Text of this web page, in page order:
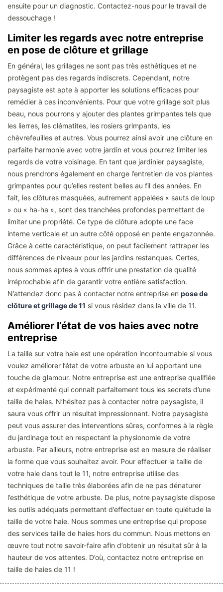
ensuite pour un diagnostic. Contactez-nous pour le travail de
dessouchage !
Limiter les regards avec notre entreprise
en pose de clôture et grillage
En général, les grillages ne sont pas très esthétiques et ne
protègent pas des regards indiscrets. Cependant, notre
paysagiste est apte à apporter les solutions efficaces pour
remédier à ces inconvénients. Pour que votre grillage soit plus
beau, nous pourrons y ajouter des plantes grimpantes tels que
les lierres, les clématites, les rosiers grimpants, les
chèvrefeuilles et autres. Vous pourrez ainsi avoir une clôture en
parfaite harmonie avec votre jardin et vous pourrez limiter les
regards de votre voisinage. En tant que jardinier paysagiste,
nous prendrons également en charge l’entretien de vos plantes
grimpantes pour qu’elles restent belles au fil des années. En
fait, les clôtures masquées, autrement appelées « sauts de loup
» ou « ha-ha », sont des tranchées profondes permettant de
limiter une propriété. Ce type de clôture adopte une face
interne verticale et un autre côté opposé en pente engazonnée.
Grâce à cette caractéristique, on peut facilement rattraper les
différences de niveaux pour les jardins restanques. Certes,
nous sommes aptes à vous offrir une prestation de qualité
irréprochable afin de garantir votre entière satisfaction.
N’attendez donc pas à contacter notre entreprise en pose de
clôture et grillage de 11 si vous résidez dans la ville de 11.
Améliorer l’état de vos haies avec notre
entreprise
La taille sur votre haie est une opération incontournable si vous
voulez améliorer l’état de votre arbuste en lui apportant une
touche de glamour. Notre entreprise est une entreprise qualifiée
et expérimenté qui connait parfaitement tous les secrets d’une
taille de haies. N’hésitez pas à contacter notre paysagiste, il
saura vous offrir un résultat impressionnant. Notre paysagiste
peut vous assurer des interventions sûres, conformes à la règle
du jardinage tout en respectant la physionomie de votre
arbuste. Par ailleurs, notre entreprise est en mesure de réaliser
la forme que vous souhaitez avoir. Pour effectuer la taille de
votre haie dans tout le 11, notre entreprise utilise des
techniques de taille très élaborées afin de ne pas dénaturer
l’esthétique de votre arbuste. De plus, notre paysagiste dispose
les outils adéquats permettant d’effectuer en toute quiétude la
taille de votre haie. Nous sommes une entreprise qui propose
des services taille de haies hors du commun. Nous mettons en
œuvre tout notre savoir-faire afin d’obtenir un résultat sûr à la
hauteur de vos attentes. D’où, contactez notre entreprise en
taille de haies de 11 !